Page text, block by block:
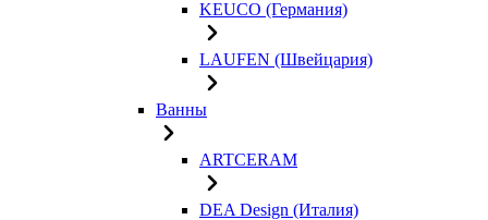
KEUCO (Германия)
LAUFEN (Швейцария)
Ванны
ARTCERAM
DEA Design (Италия)